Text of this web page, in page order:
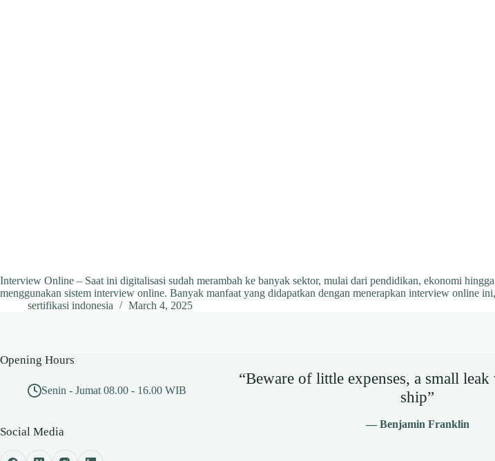
Interview Online – Saat ini digitalisasi sudah merambah ke banyak sektor, mulai dari pendidikan, ekonomi
menggunakan sistem interview online. Banyak manfaat yang didapatkan dengan menerapkan interview online
sertifikasi indonesia
March 4, 2025
Opening Hours
Senin - Jumat 08.00 - 16.00 WIB
Social Media
“Beware of little expenses, a small
ship”
— Benjamin Franklin